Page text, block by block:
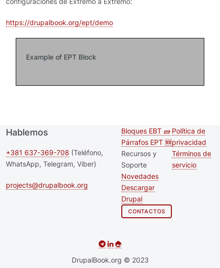
https://drupalbook.org/ept/demo
Example of EPT Block
Hablemos
+381 637-369-708 (Teléfono,
WhatsApp, Telegram, Viber)
projects@drupalbook.org
Second
footer
menu
Bloques EBT 🧱
Párrafos EPT 🆕
Recursos y
Soporte
Novedades
Descargar
Drupal
CONTACTOS
Footer
Política de
privacidad
Términos de
servicio
DrupalBook.org © 2023